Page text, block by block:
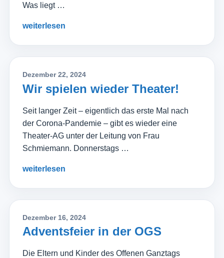
Was liegt …
weiterlesen
Dezember 22, 2024
Wir spielen wieder Theater!
Seit langer Zeit – eigentlich das erste Mal nach
der Corona-Pandemie – gibt es wieder eine
Theater-AG unter der Leitung von Frau
Schmiemann. Donnerstags …
weiterlesen
Dezember 16, 2024
Adventsfeier in der OGS
Die Eltern und Kinder des Offenen Ganztags